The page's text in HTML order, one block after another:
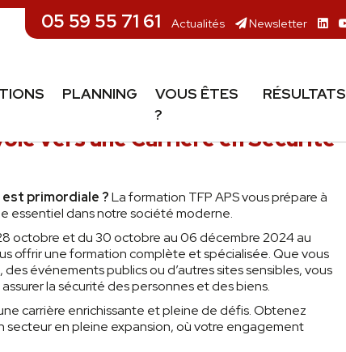
05 59 55 71 61 Actualités Newsletter
PLANNING
VOUS ÊTES
?
RÉSULTATS
vers une Carrière en Sécurité
primordiale ?La formation TFP APS vous prépare à
essentiel dans notre société moderne.
octobre et du 30 octobre au 06 décembre 2024 au
offrir une formation complète et spécialisée. Que vous
événements publics ou d’autres sites sensibles, vous
la sécurité des personnes et des biens.
carrière enrichissante et pleine de défis. Obtenez
en pleine expansion, où votre engagement